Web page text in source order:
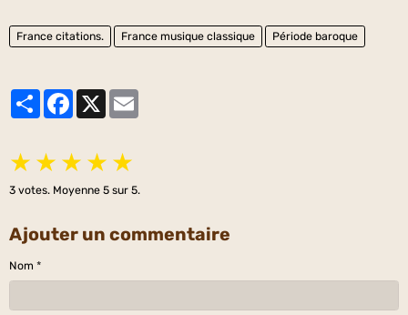
France citations. France musique classique Période baroque
PartagerFacebook
★ ★ ★ ★ ★
3 votes. Moyenne 5 sur 5.
Ajouter un commentaire
Nom